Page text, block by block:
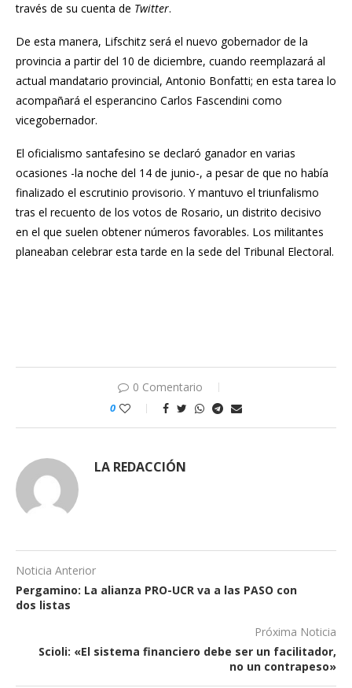
través de su cuenta de Twitter.
De esta manera, Lifschitz será el nuevo gobernador de la
provincia a partir del 10 de diciembre, cuando reemplazará al
actual mandatario provincial, Antonio Bonfatti; en esta tarea lo
acompañará el esperancino Carlos Fascendini como
vicegobernador.
El oficialismo santafesino se declaró ganador en varias
ocasiones -la noche del 14 de junio-, a pesar de que no había
finalizado el escrutinio provisorio. Y mantuvo el triunfalismo
tras el recuento de los votos de Rosario, un distrito decisivo
en el que suelen obtener números favorables. Los militantes
planeaban celebrar esta tarde en la sede del Tribunal Electoral.
0 Comentario
0
LA REDACCIÓN
Noticia Anterior
Pergamino: La alianza PRO-UCR va a las PASO con
dos listas
Próxima Noticia
Scioli: «El sistema financiero debe ser un facilitador,
no un contrapeso»